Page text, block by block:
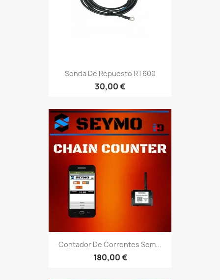
Sonda De Repuesto RT600
30,00 €
Contador De Correntes Sem...
180,00 €